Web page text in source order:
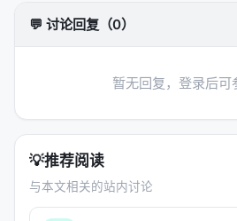
第一，Doob-Meyer 分解是针对
初始条件、边界条件或者驱动噪
有不确定性都装进了"鞅"。这个
件和终端分布之间可能有复杂的
💬 讨论回复（0）
暂无回复，登录后可
💡推荐阅读
与本文相关的站内讨论